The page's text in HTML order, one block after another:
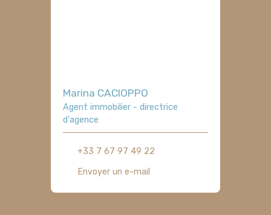
Marina CACIOPPO
Agent immobilier - directrice
d'agence
+33 7 67 97 49 22
Envoyer un e-mail